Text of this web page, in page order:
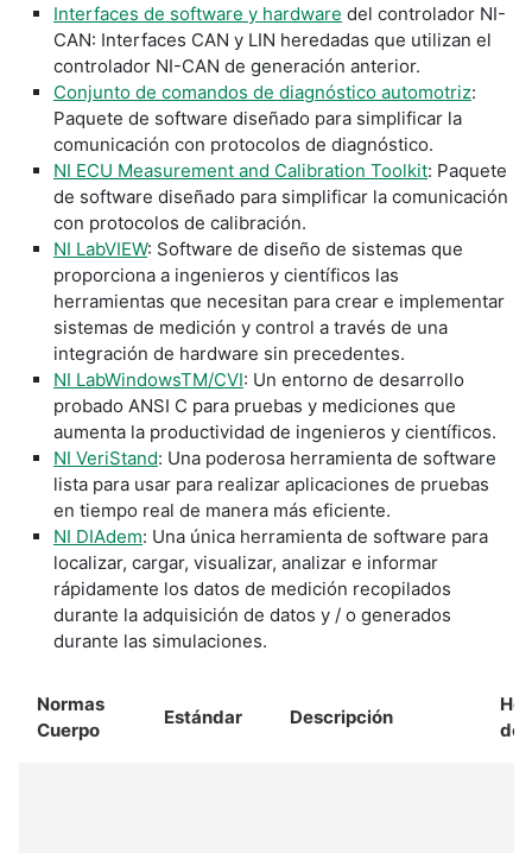
Interfaces de software y hardware del controlador NI-
CAN: Interfaces CAN y LIN heredadas que utilizan el
controlador NI-CAN de generación anterior.
Conjunto de comandos de diagnóstico automotriz:
Paquete de software diseñado para simplificar la
comunicación con protocolos de diagnóstico.
NI ECU Measurement and Calibration Toolkit: Paquete
de software diseñado para simplificar la comunicación
con protocolos de calibración.
NI LabVIEW: Software de diseño de sistemas que
proporciona a ingenieros y científicos las
herramientas que necesitan para crear e implementar
sistemas de medición y control a través de una
integración de hardware sin precedentes.
NI LabWindowsTM/CVI: Un entorno de desarrollo
probado ANSI C para pruebas y mediciones que
aumenta la productividad de ingenieros y científicos.
NI VeriStand: Una poderosa herramienta de software
lista para usar para realizar aplicaciones de pruebas
en tiempo real de manera más eficiente.
NI DIAdem: Una única herramienta de software para
localizar, cargar, visualizar, analizar e informar
rápidamente los datos de medición recopilados
durante la adquisición de datos y / o generados
durante las simulaciones.
Normas
Cuerpo
Estándar Descripción
de